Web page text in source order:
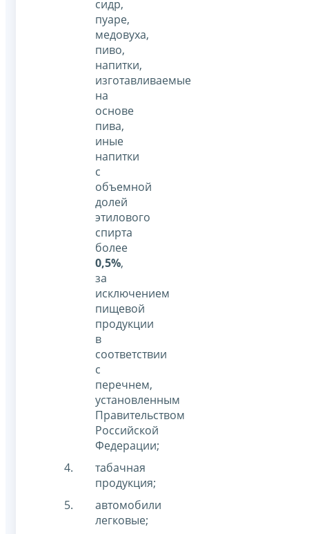
сидр,
пуаре,
медовуха,
пиво,
напитки,
изготавливаемые
на
основе
пива,
иные
напитки
с
объемной
долей
этилового
спирта
более
0,5%,
за
исключением
пищевой
продукции
в
соответствии
с
перечнем,
установленным
Правительством
Российской
Федерации;
табачная
продукция;
автомобили
легковые;